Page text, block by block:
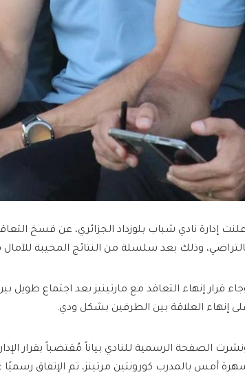
إدارة نادي شباب بلوزداد الجزائري، عن فسخ
وذلك بعد سلسلة من النتائج المخيبة للآمال
قرار إنهاء التعاقد مع مارتينيز بعد اجتماع طويل
إنهاء العلاقة بين الطرفين بشكل ودي.
الصفحة الرسمية للنادي بياناً مُقتضباً بقرار
أمس بالمدرب كورونتين مرتينز، تم الإتفاق